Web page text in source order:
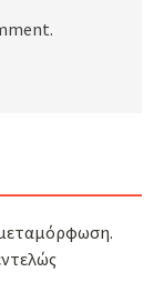
μεταμόρφωση.